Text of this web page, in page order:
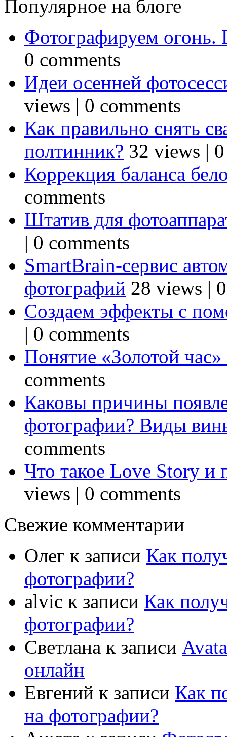
Популярное на блоге
Фотографируем огонь.
0 comments
Идеи осенней
views | 0 comments
Как правильно снять
полтинник? 32 views |
Коррекция баланса
comments
Штатив для
| 0 comments
SmartBrain-сервис
фотографий 28 views |
Создаем эффекты с
| 0 comments
Понятие «Золотой
comments
Каковы причины
фотографии? Виды
comments
Что такое Love Story и
views | 0 comments
Свежие комментарии
Олег к записи Как
фотографии?
alvic к записи Как
фотографии?
Светлана к записи
онлайн
Евгений к записи Как
на фотографии?